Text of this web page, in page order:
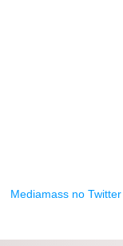
Mediamass no Twitter